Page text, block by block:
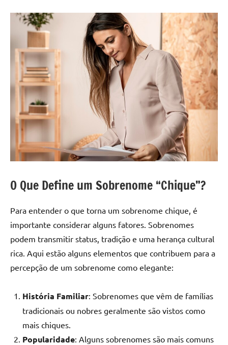
O Que Define um Sobrenome “Chique”?
Para entender o que torna um sobrenome chique, é
importante considerar alguns fatores. Sobrenomes
podem transmitir status, tradição e uma herança cultural
rica. Aqui estão alguns elementos que contribuem para a
percepção de um sobrenome como elegante:
História Familiar: Sobrenomes que vêm de famílias
tradicionais ou nobres geralmente são vistos como
mais chiques.
Popularidade: Alguns sobrenomes são mais comuns